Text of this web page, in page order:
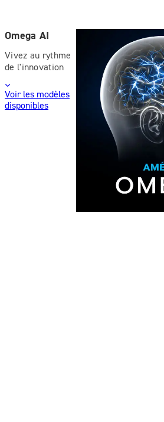
Omega AI
Vivez au rythme
de l'innovation
Voir les modèles
disponibles